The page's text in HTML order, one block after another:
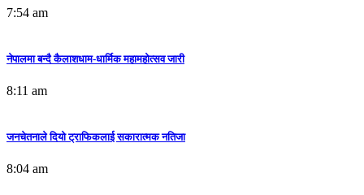
7:54 am
नेपालमा बन्दै कैलाशधाम-धार्मिक महामहोत्सव जारी
8:11 am
जनचेतनाले दियो ट्राफिकलाई सकारात्मक नतिजा
8:04 am